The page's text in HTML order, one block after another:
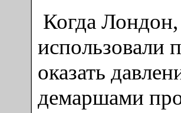
Когда
использовали
оказать
демаршами